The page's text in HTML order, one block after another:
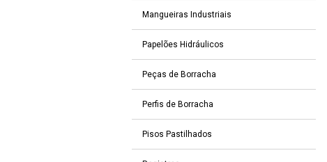
Mangueiras Industriais
Papelões Hidráulicos
Peças de Borracha
Perfis de Borracha
Pisos Pastilhados